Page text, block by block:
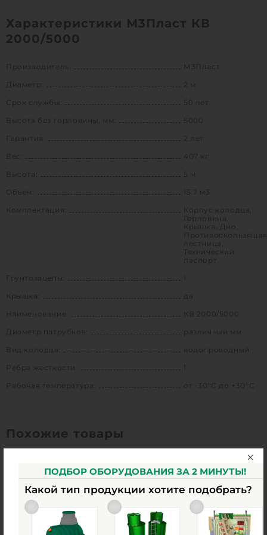
Характеристики М3Пласт КВ
2000/5000
Производитель:
М3Пласт
Диаметр:
2 м
Срок службы:
50 лет
Высота без горловины, мм:
5000
Гарантия:
2 лет
407 кг
Высота:
5 м
Объём:
15.7 м3
Комплектация:
Корпус колодца,
Горловина,
Крышка, Дно,
Противоскользящая
лестница,
Технический
паспорт
Грунтозацепы:
1
Крышка:
да
Наименование:
КВ 2000/5000
Диаметр патрубков:
различный мм
Вид колодца:
водопроводный
Ребра жесткости:
1
Рабочая температура:
от -30°C до +30°C
Похожие товары
ПОДБОР ОБОРУДОВАНИЯ ЗА 2 МИНУТЫ!
Какой тип продукции хотите подобрать?